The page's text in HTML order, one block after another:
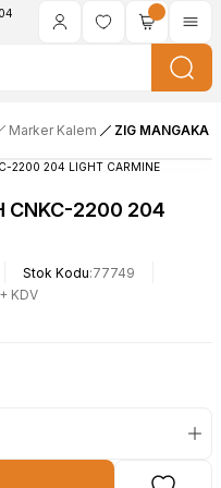
Marker Kalem ZIG MANGAKA
CNKC-2200 204
Stok Kodu 77749
KDV